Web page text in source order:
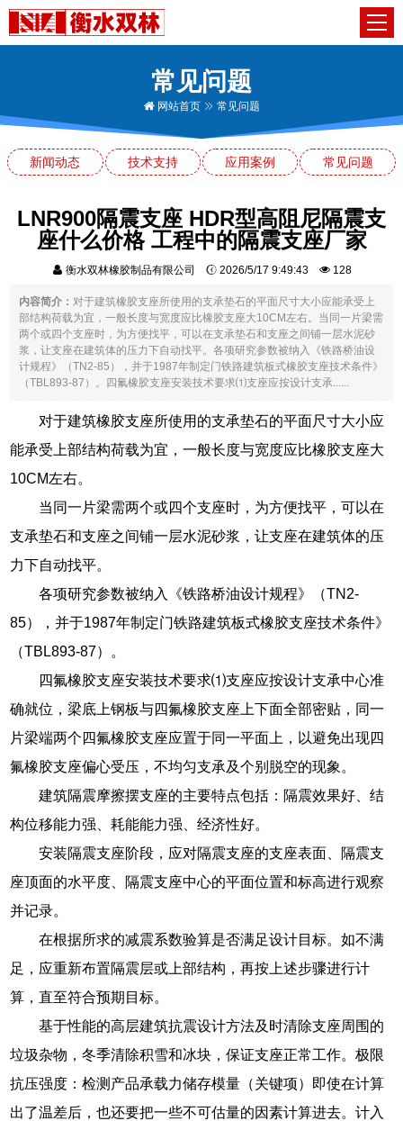
常见问题
网站首页 常见问题
新闻动态 技术支持 应用案例 常见问题
LNR900隔震支座 HDR型高阻尼隔震支
座什么价格 工程中的隔震支座厂家
衡水双林橡胶制品有限公司 2026/5/17 9:49:43 128
内容简介： 对于建筑橡胶支座所使用的支承垫石的平面尺寸大小应能承受上
部结构荷载为宜，一般长度与宽度应比橡胶支座大10CM左右。当同一片梁需
两个或四个支座时，为方便找平，可以在支承垫石和支座之间铺一层水泥砂
浆，让支座在建筑体的压力下自动找平。各项研究参数被纳入《铁路桥油设
计规程》（TN2-85），并于1987年制定门铁路建筑板式橡胶支座技术条件》
（TBL893-87）。四氟橡胶支座安装技术要求⑴支座应按设计支承......
对于建筑橡胶支座所使用的支承垫石的平面尺寸大小应
能承受上部结构荷载为宜，一般长度与宽度应比橡胶支座大
10CM左右。
当同一片梁需两个或四个支座时，为方便找平，可以在
支承垫石和支座之间铺一层水泥砂浆，让支座在建筑体的压
力下自动找平。
各项研究参数被纳入《铁路桥油设计规程》（TN2-
85），并于1987年制定门铁路建筑板式橡胶支座技术条件》
（TBL893-87）。
四氟橡胶支座安装技术要求⑴支座应按设计支承中心准
确就位，梁底上钢板与四氟橡胶支座上下面全部密贴，同一
片梁端两个四氟橡胶支座应置于同一平面上，以避免出现四
氟橡胶支座偏心受压，不均匀支承及个别脱空的现象。
建筑隔震摩擦摆支座的主要特点包括：隔震效果好、结
构位移能力强、耗能能力强、经济性好。
安装隔震支座阶段，应对隔震支座的支座表面、隔震支
座顶面的水平度、隔震支座中心的平面位置和标高进行观察
并记录。
在根据所求的减震系数验算是否满足设计目标。如不满
足，应重新布置隔震层或上部结构，再按上述步骤进行计
算，直至符合预期目标。
基于性能的高层建筑抗震设计方法及时清除支座周围的
垃圾杂物，冬季清除积雪和冰块，保证支座正常工作。极限
抗压强度：检测产品承载力储存模量（关键项）即使在计算
出了温差后，也还要把一些不可估量的因素计算进去。计入